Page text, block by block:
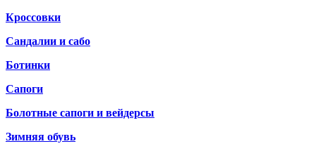
Кроссовки
Сандалии и сабо
Ботинки
Сапоги
Болотные сапоги и вейдерсы
Зимняя обувь